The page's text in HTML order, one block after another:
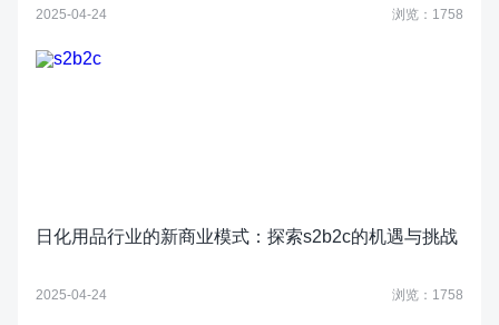
2025-04-24 浏览：1758
日化用品行业的新商业模式：探索s2b2c的机遇与挑战
2025-04-24 浏览：1758